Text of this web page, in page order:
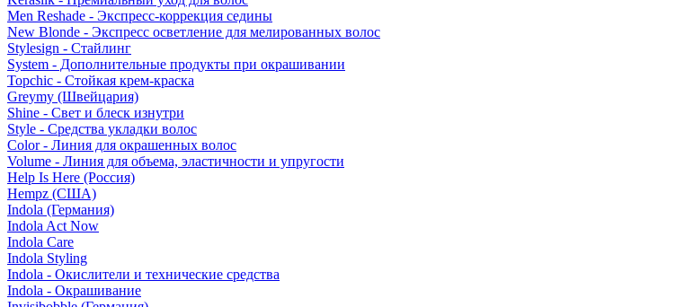
Men Reshade - Экспресс-коррекция седины
New Blonde - Экспресс осветление для мелированных волос
Stylesign - Стайлинг
System - Дополнительные продукты при окрашивании
Topchic - Стойкая крем-краска
Greymy (Швейцария)
Shine - Свет и блеск изнутри
Style - Средства укладки волос
Color - Линия для окрашенных волос
Volume - Линия для объема, эластичности и упругости
Help Is Here (Россия)
Hempz (США)
Indola (Германия)
Indola Act Now
Indola Care
Indola Styling
Indola - Окислители и технические средства
Indola - Окрашивание